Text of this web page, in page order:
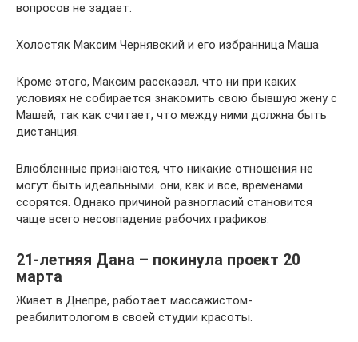
вопросов не задает.
Холостяк Максим Чернявский и его избранница Маша
Кроме этого, Максим рассказал, что ни при каких
условиях не собирается знакомить свою бывшую жену с
Машей, так как считает, что между ними должна быть
дистанция.
Влюбленные признаются, что никакие отношения не
могут быть идеальными. они, как и все, временами
ссорятся. Однако причиной разногласий становится
чаще всего несовпадение рабочих графиков.
21-летняя Дана – покинула проект 20
марта
Живет в Днепре, работает массажистом-
реабилитологом в своей студии красоты.